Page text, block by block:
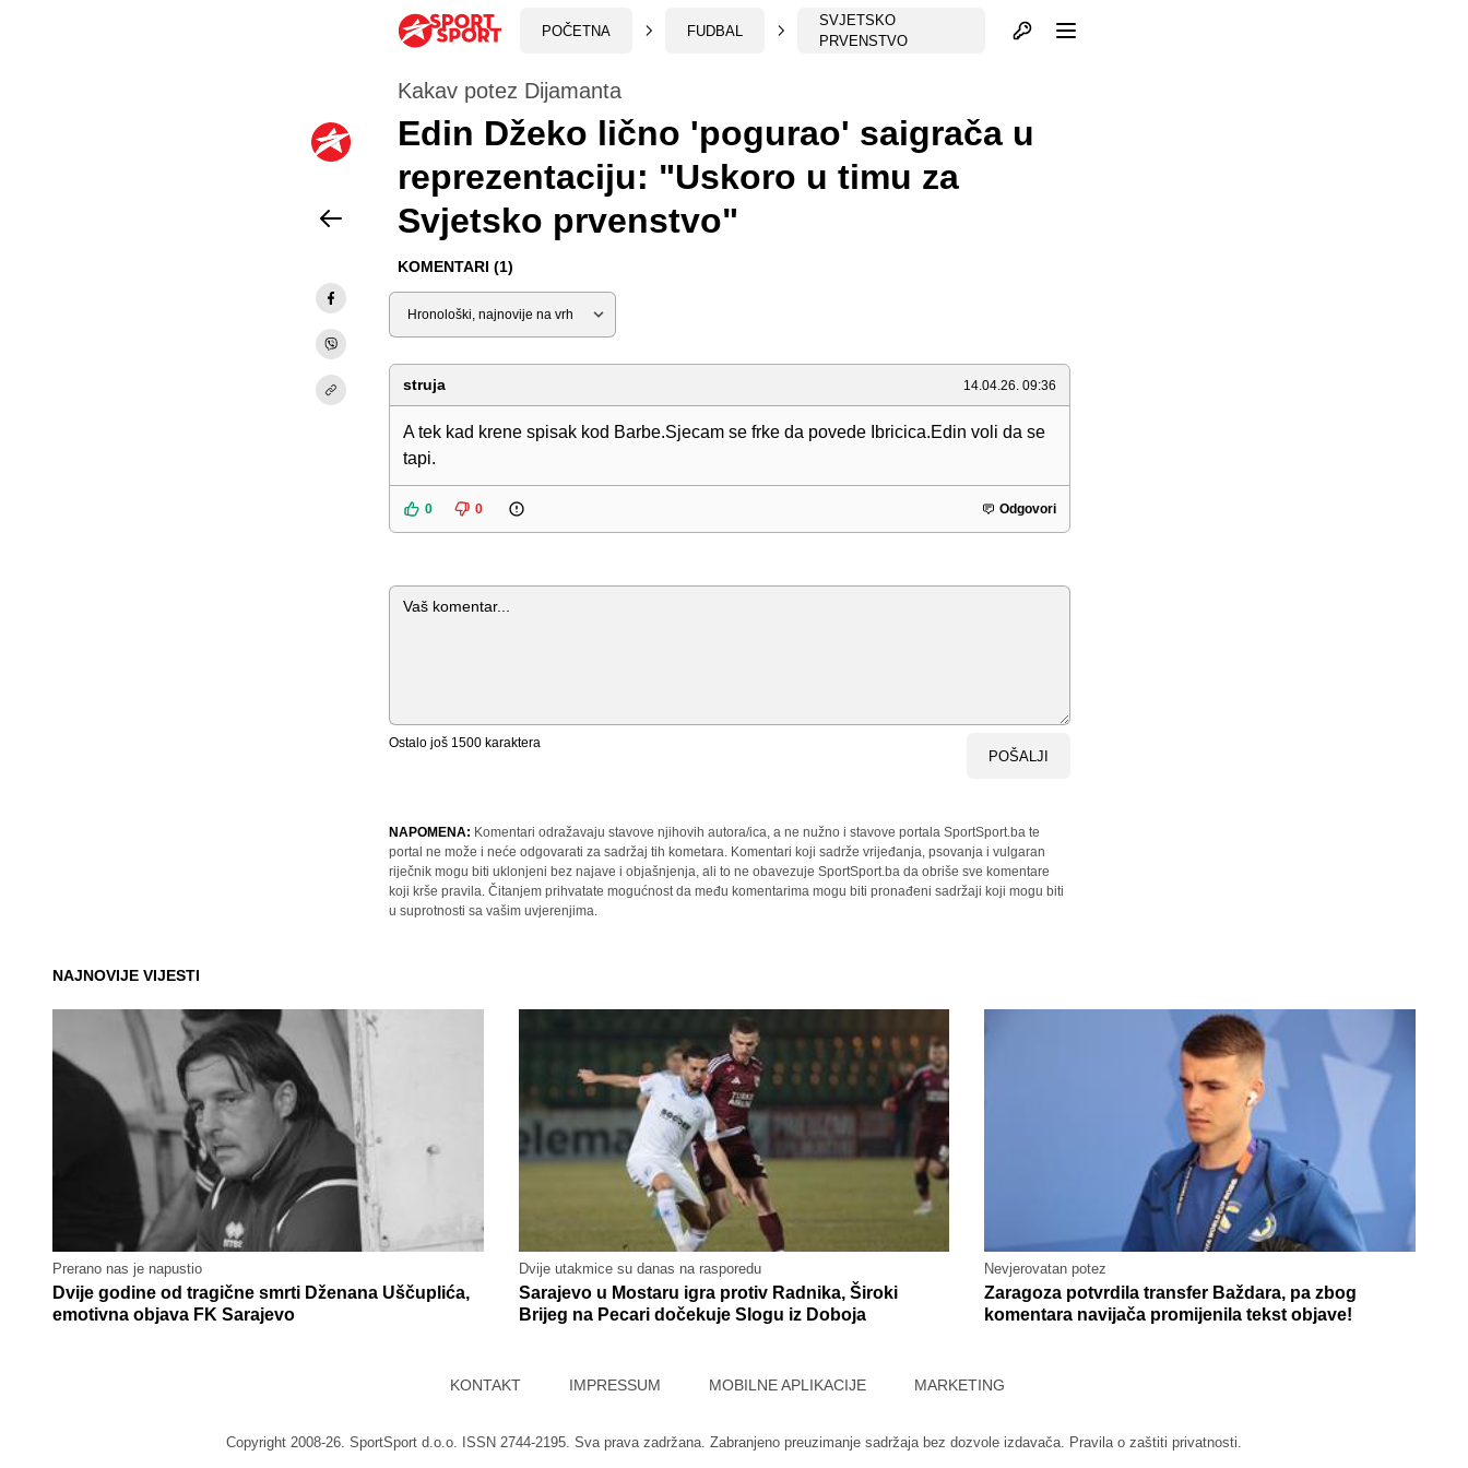
POČETNA FUDBAL
SVJETSKO
PRVENSTVO
Otvori profil
Kakav potez Dijamanta
Edin Džeko lično 'pogurao' saigrača u
reprezentaciju: "Uskoro u timu za
Svjetsko prvenstvo"
KOMENTARI (1)
Sortiraj
struja 14.04.26. 09:36
A tek kad krene spisak kod Barbe.Sjecam se frke da povede Ibricica.Edin voli da se
tapi.
0 0 Odgovori
Komentar
Ostalo još 1500 karaktera
POŠALJI
NAPOMENA: Komentari odražavaju stavove njihovih autora/ica, a ne nužno i stavove portala SportSport.ba te
portal ne može i neće odgovarati za sadržaj tih kometara. Komentari koji sadrže vrijeđanja, psovanja i vulgaran
riječnik mogu biti uklonjeni bez najave i objašnjenja, ali to ne obavezuje SportSport.ba da obriše sve komentare
koji krše pravila. Čitanjem prihvatate mogućnost da među komentarima mogu biti pronađeni sadržaji koji mogu biti
u suprotnosti sa vašim uvjerenjima.
NAJNOVIJE VIJESTI
Prerano nas je napustio
Dvije godine od tragične smrti Dženana Uščuplića,
emotivna objava FK Sarajevo
Dvije utakmice su danas na rasporedu
Sarajevo u Mostaru igra protiv Radnika, Široki
Brijeg na Pecari dočekuje Slogu iz Doboja
Nevjerovatan potez
Zaragoza potvrdila transfer Baždara, pa zbog
komentara navijača promijenila tekst objave!
KONTAKT IMPRESSUM MOBILNE APLIKACIJE MARKETING
Copyright 2008-26. SportSport d.o.o. ISSN 2744-2195. Sva prava zadržana. Zabranjeno preuzimanje sadržaja bez dozvole izdavača. Pravila o zaštiti privatnosti.